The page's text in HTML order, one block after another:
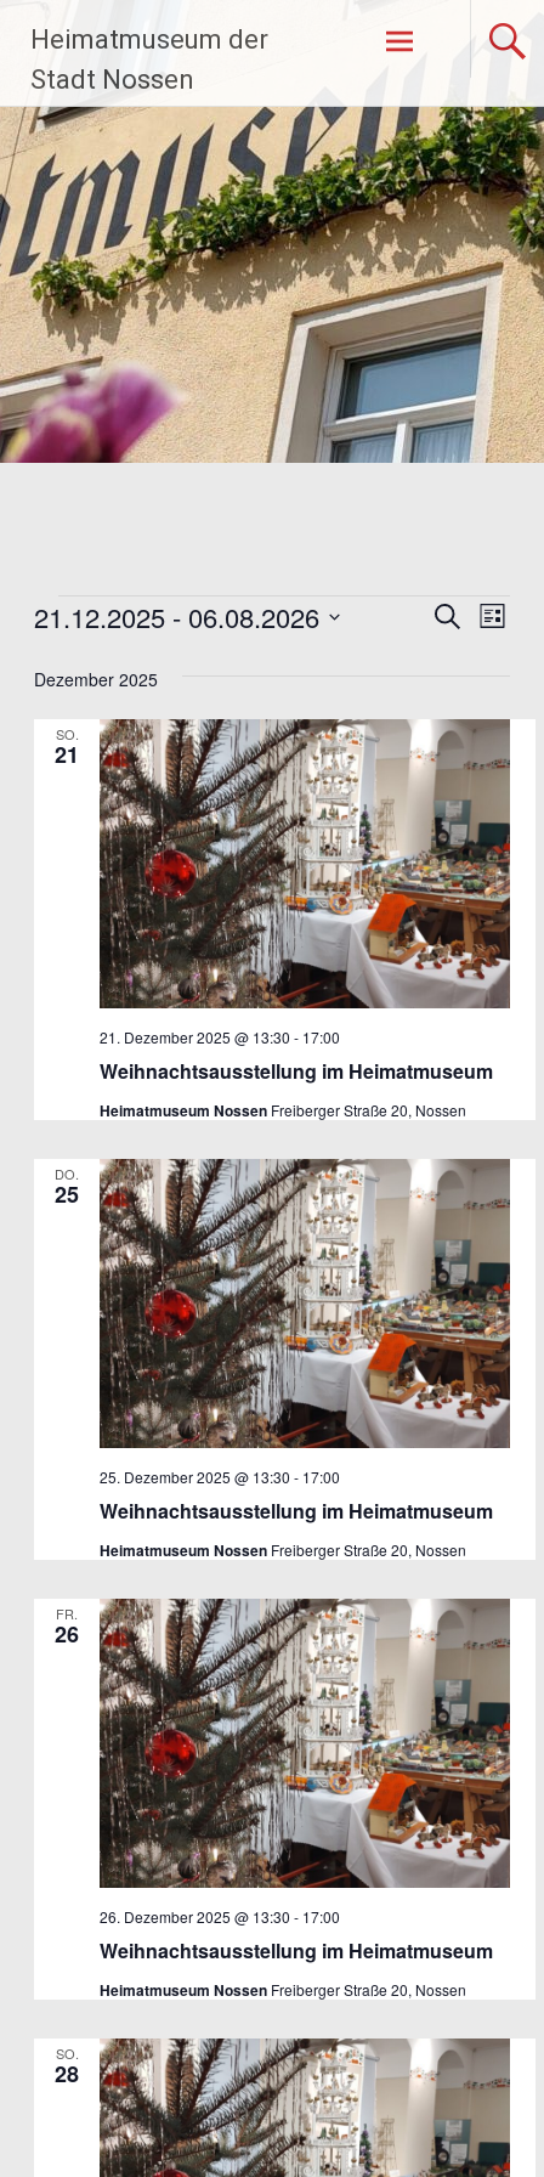
Inhalt
springen
Heimatmuseum der
Stadt Nossen
Veranstaltungen SucheListe
21.12.2025 - 06.08.2026
wählen.
Dezember 2025
SO.
21
Weihnachtsausstellung im Heimatmuseum
21. Dezember 2025 @ 13:30 - 17:00
Heimatmuseum Nossen Freiberger Straße 20, Nossen
DO.
25
Weihnachtsausstellung im Heimatmuseum
25. Dezember 2025 @ 13:30 - 17:00
Heimatmuseum Nossen Freiberger Straße 20, Nossen
FR.
26
Weihnachtsausstellung im Heimatmuseum
26. Dezember 2025 @ 13:30 - 17:00
Heimatmuseum Nossen Freiberger Straße 20, Nossen
SO.
28